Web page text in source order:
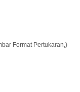
Format Pertukaran,)